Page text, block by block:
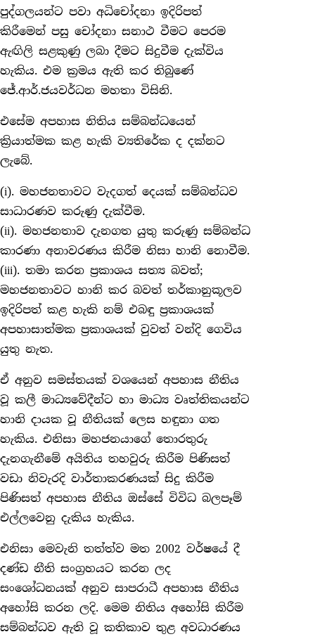
පුද්ගලයන්ට පවා අධිචෝදනා ඉදිරිපත්
කිරීමෙන් පසු චෝදනා සනාථ වීමට පෙරම
ඇඟිලි සළකුණු ලබා දීමට සිදුවීම දැක්විය
හැකිය. එම ක්‍රමය ඇති කර තිබුණේ
ජේ.ආර්.ජයවර්ධන මහතා විසිනි.
එසේම අපහාස නිතිය සම්බන්ධයෙන්
ක්‍රියාත්මක කළ හැකි ව්‍යතිරේක ද දක්නට
ලැබේ.
(i). මහජනතාවට වැදගත් දෙයක් සම්බන්ධව
සාධාරණව කරුණු දැක්වීම.
(ii). මහජනතාව දැනගත යුතු කරුණු සම්බන්ධ
කාරණා අනාවරණය කිරීම නිසා හානි නොවීම.
(iii). තමා කරන ප්‍රකාශය සත්‍ය බවත්;
මහජනතාවට හානි කර බවත් තර්කානුකූලව
ඉදිරිපත් කළ හැකි නම් එබඳු ප්‍රකාශයක්
අපහාසාත්මක ප්‍රකාශයක් වුවත් වන්දි ගෙවිය
යුතු නැත.
ඒ අනුව සමස්තයක් වශයෙන් අපහාස නීතිය
වූ කලී මාධ්‍යවේදීන්ට හා මාධ්‍ය වෘත්තිකයන්ට
හානි දායක වූ නීතියක් ලෙස හඳුනා ගත
හැකිය. එනිසා මහජනයාගේ තොරතුරු
දැනගැනීමේ අයිතිය තහවුරු කිරීම පිණිසත්
වඩා නිවැරදි වාර්තාකරණයක් සිදු කිරීම
පිණිසත් අපහාස නීතිය ඔස්සේ විවිධ බලපෑම්
එල්ලවෙනු දැකිය හැකිය.
එනිසා මෙවැනි තත්ත්ව මත 2002 වර්ෂයේ දී
දණ්ඩ නීති සංග්‍රහයට කරන ලද
සංශෝධනයක් අනුව සාපරාධී අපහාස නීතිය
අහෝසි කරන ලදි. මෙම නිතිය අහෝසි කිරීම
සම්බන්ධව ඇති වූ කතිකාව තුළ අවධාරණය